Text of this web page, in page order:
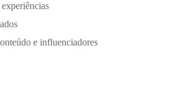
e influenciadores